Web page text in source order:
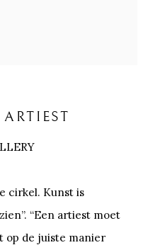
cirkel. Kunst is
“Een artiest moet
op de juiste manier